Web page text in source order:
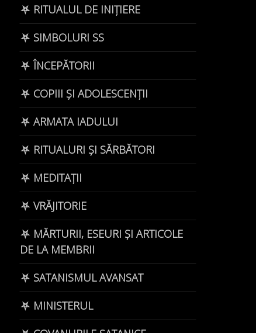
⛧ RITUALUL DE INIȚIERE
⛧ SIMBOLURI SS
⛧ ÎNCEPĂTORII
⛧ COPIII ȘI ADOLESCENȚII
⛧ ARMATA IADULUI
⛧ RITUALURI ȘI SĂRBĂTORI
⛧ MEDITAȚII
⛧ VRĂJITORIE
⛧ MĂRTURII, ESEURI ȘI ARTICOLE
DE LA MEMBRII
⛧ SATANISMUL AVANSAT
⛧ MINISTERUL